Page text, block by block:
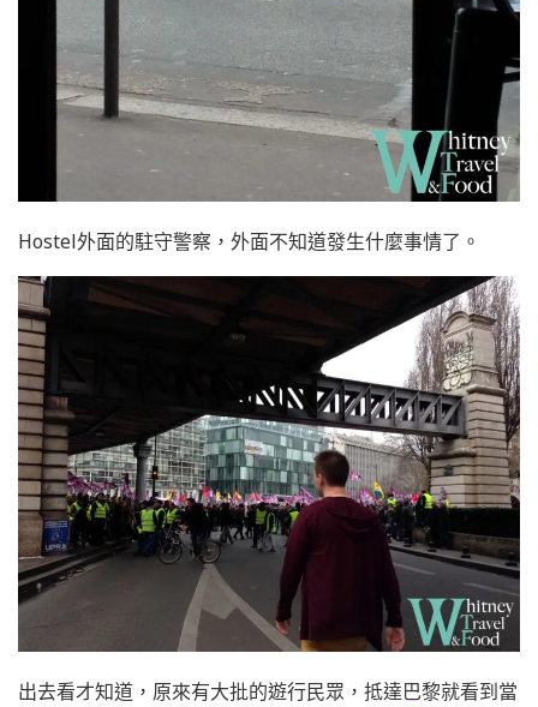
Hostel外面的駐守警察，外面不知道發生什麼事情了。
出去看才知道，原來有大批的遊行民眾，抵達巴黎就看到當